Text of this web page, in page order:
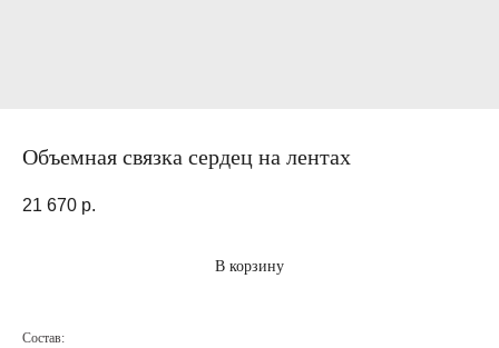
Объемная связка сердец на лентах
21 670 р.
В корзину
Состав: